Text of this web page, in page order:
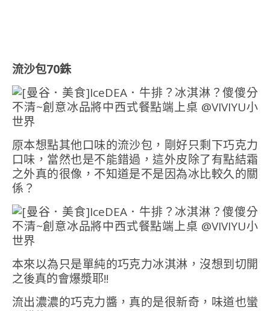
流沙包70銖
原本想點其他口味的流沙包，剛好只剩下巧克力
口味，當然也是不能錯過，這外皮除了有點結霜
之外真的很像，不知道是不是因為冰比較久的關
係？
本來以為只是單純的巧克力冰淇淋，沒想到切開
之後真的會爆漿耶!!
流出濃濃的巧克力醬，真的是很新奇，味道也蠻